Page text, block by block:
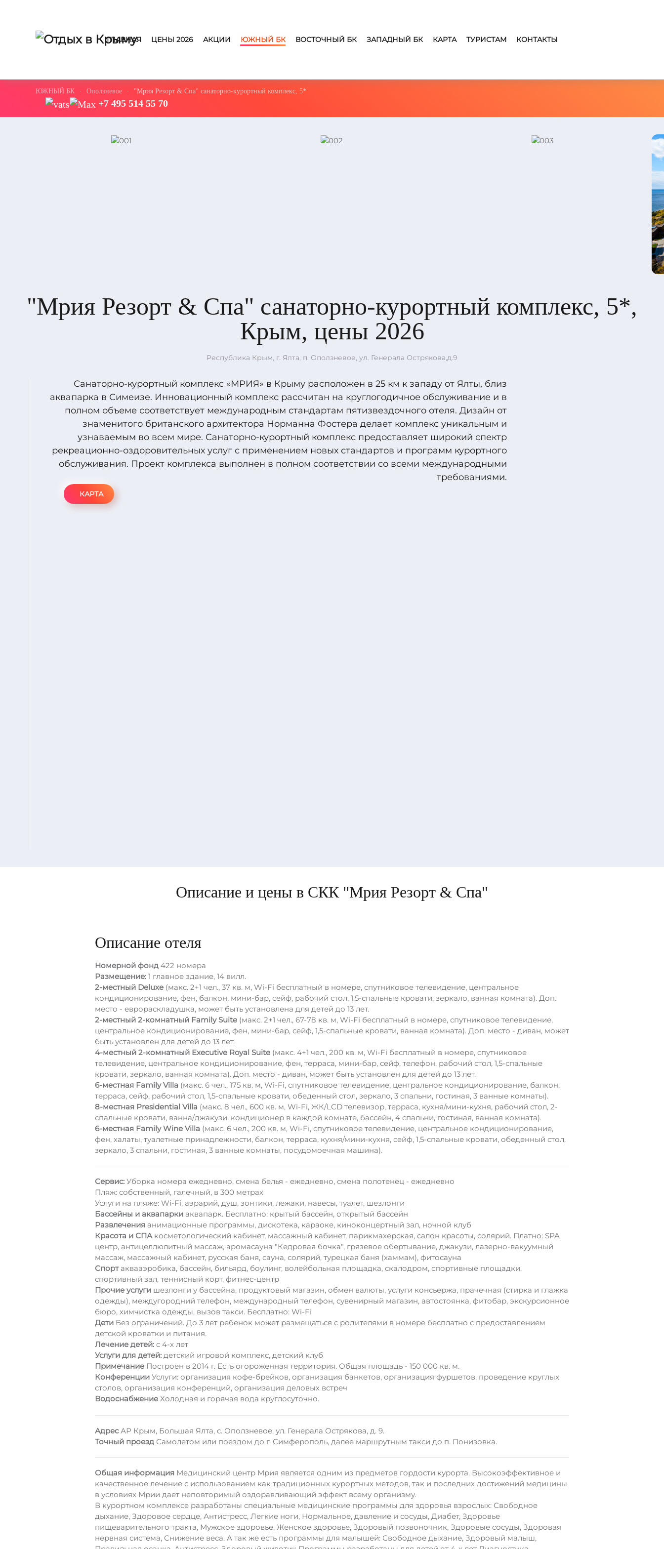
ГЛАВНАЯ ЦЕНЫ 2026 АКЦИИ ЮЖНЫЙ БК ВОСТОЧНЫЙ БК ЗАПАДНЫЙ БК КАРТА ТУРИСТАМ КОНТАКТЫ
ЮЖНЫЙ БК Оползневое "Мрия Резорт & Спа" санаторно-курортный комплекс, 5*
+7 495 514 55 70
"Мрия Резорт & Спа" санаторно-курортный комплекс, 5*,
Крым, цены 2026
Республика Крым, г. Ялта, п. Оползневое, ул. Генерала Острякова,д.9
Санаторно-курортный комплекс «МРИЯ» в Крыму расположен в 25 км к западу от Ялты, близ
аквапарка в Симеизе. Инновационный комплекс рассчитан на круглогодичное обслуживание и в
полном объеме соответствует международным стандартам пятизвездочного отеля. Дизайн от
знаменитого британского архитектора Норманна Фостера делает комплекс уникальным и
узнаваемым во всем мире. Санаторно-курортный комплекс предоставляет широкий спектр
рекреационно-оздоровительных услуг с применением новых стандартов и программ курортного
обслуживания. Проект комплекса выполнен в полном соответствии со всеми международными
требованиями.
КАРТА
Описание и цены в СКК "Мрия Резорт & Спа"
Описание отеля
Номерной фонд 422 номера
Размещение: 1 главное здание, 14 вилл.
2-местный Deluxe (макс. 2+1 чел., 37 кв. м, Wi-Fi бесплатный в номере, спутниковое телевидение, центральное
кондиционирование, фен, балкон, мини-бар, сейф, рабочий стол, 1,5-спальные кровати, зеркало, ванная комната). Доп.
место - еврораскладушка, может быть установлена для детей до 13 лет.
2-местный 2-комнатный Family Suite (макс. 2+1 чел., 67-78 кв. м, Wi-Fi бесплатный в номере, спутниковое телевидение,
центральное кондиционирование, фен, мини-бар, сейф, 1,5-спальные кровати, ванная комната). Доп. место - диван, может
быть установлен для детей до 13 лет.
4-местный 2-комнатный Executive Royal Suite (макс. 4+1 чел., 200 кв. м, Wi-Fi бесплатный в номере, спутниковое
телевидение, центральное кондиционирование, фен, терраса, мини-бар, сейф, телефон, рабочий стол, 1,5-спальные
кровати, зеркало, ванная комната). Доп. место - диван, может быть установлен для детей до 13 лет.
6-местная Family Villa (макс. 6 чел., 175 кв. м, Wi-Fi, спутниковое телевидение, центральное кондиционирование, балкон,
терраса, сейф, рабочий стол, 1,5-спальные кровати, обеденный стол, зеркало, 3 спальни, гостиная, 3 ванные комнаты).
8-местная Presidential Villa (макс. 8 чел., 600 кв. м, Wi-Fi, ЖК/LCD телевизор, терраса, кухня/мини-кухня, рабочий стол, 2-
спальные кровати, ванна/джакузи, кондиционер в каждой комнате, бассейн, 4 спальни, гостиная, ванная комната).
6-местная Family Wine Villa (макс. 6 чел., 200 кв. м, Wi-Fi, спутниковое телевидение, центральное кондиционирование,
фен, халаты, туалетные принадлежности, балкон, терраса, кухня/мини-кухня, сейф, 1,5-спальные кровати, обеденный стол,
зеркало, 3 спальни, гостиная, 3 ванные комнаты, посудомоечная машина).
Сервис: Уборка номера ежедневно, смена белья - ежедневно, смена полотенец - ежедневно
Пляж: собственный, галечный, в 300 метрах
Услуги на пляже: Wi-Fi, аэрарий, душ, зонтики, лежаки, навесы, туалет, шезлонги
Бассейны и аквапарки аквапарк. Бесплатно: крытый бассейн, открытый бассейн
Развлечения анимационные программы, дискотека, караоке, киноконцертный зал, ночной клуб
Красота и СПАкосметологический кабинет, массажный кабинет, парикмахерская, салон красоты, солярий. Платно: SPA
центр, антицеллюлитный массаж, аромасауна "Кедровая бочка", грязевое обертывание, джакузи, лазерно-вакуумный
массаж, массажный кабинет, русская баня, сауна, солярий, турецкая баня (хаммам), фитосауна
Спортаквааэробика, бассейн, бильярд, боулинг, волейбольная площадка, скалодром, спортивные площадки,
спортивный зал, теннисный корт, фитнес-центр
Прочие услуги шезлонги у бассейна, продуктовый магазин, обмен валюты, услуги консьержа, прачечная (стирка и глажка
одежды), междугородний телефон, международный телефон, сувенирный магазин, автостоянка, фитобар, экскурсионное
бюро, химчистка одежды, вызов такси. Бесплатно: Wi-Fi
Дети Без ограничений. До 3 лет ребенок может размещаться с родителями в номере бесплатно с предоставлением
детской кроватки и питания.
Лечение детей: c 4-х лет
Услуги для детей: детский игровой комплекс, детский клуб
Примечание Построен в 2014 г. Есть огороженная территория. Общая площадь - 150 000 кв. м.
Конференции Услуги: организация кофе-брейков, организация банкетов, организация фуршетов, проведение круглых
столов, организация конференций, организация деловых встреч
Водоснабжение Холодная и горячая вода круглосуточно.
АдресАР Крым, Большая Ялта, c. Оползневое, ул. Генерала Острякова, д. 9.
Точный проезд Самолетом или поездом до г. Симферополь, далее маршрутным такси до п. Понизовка.
Общая информация Медицинский центр Мрия является одним из предметов гордости курорта. Высокоэффективное и
качественное лечение с использованием как традиционных курортных методов, так и последних достижений медицины
в условиях Мрии дает неповторимый оздоравливающий эффект всему организму.
В курортном комплексе разработаны специальные медицинские программы для здоровья взрослых: Свободное
дыхание, Здоровое сердце, Антистресс, Легкие ноги, Нормальное, давление и сосуды, Диабет, Здоровье
пищеварительного тракта, Мужское здоровье, Женское здоровье, Здоровый позвоночник, Здоровые сосуды, Здоровая
нервная система, Снижение веса. А так же есть программы для малышей: Свободное дыхание, Здоровый малыш,